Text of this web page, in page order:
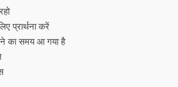
प्रार्थना करें
का समय आ गया है